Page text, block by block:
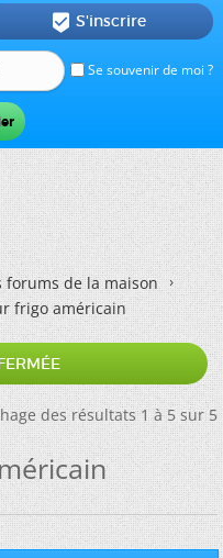
Se souvenir de moi ?
 S'inscrire
forums de la maison
frigo américain
des résultats 1 à 5 sur 5